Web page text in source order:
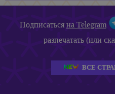
Подписатьсяна Telegram
разпечатать (или
ВСЕ